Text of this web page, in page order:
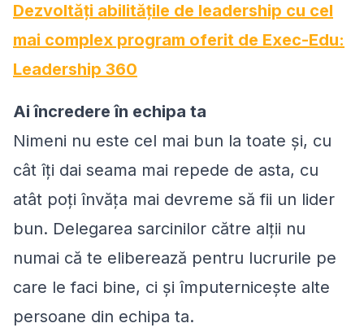
Dezvoltăți abilitățile de leadership cu cel
mai complex program oferit de Exec-Edu:
Leadership 360
Ai încredere în echipa ta
Nimeni nu este cel mai bun la toate și, cu
cât îți dai seama mai repede de asta, cu
atât poți învăța mai devreme să fii un lider
bun. Delegarea sarcinilor către alții nu
numai că te eliberează pentru lucrurile pe
care le faci bine, ci și împuternicește alte
persoane din echipa ta.